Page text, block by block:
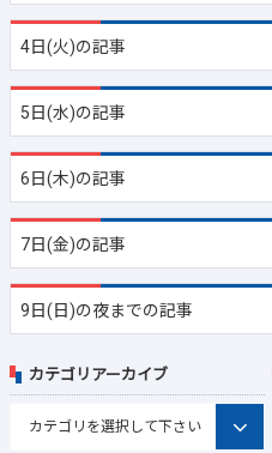
4日(火)の記事
5日(水)の記事
6日(木)の記事
7日(金)の記事
9日(日)の夜までの記事
カテゴリアーカイブ